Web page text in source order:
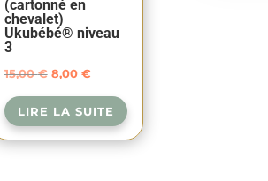
(cartonné en
chevalet)
Ukubébé® niveau
3
15,00€ Le
prix
initial
était :
8,00 €Le
prix
actuel
est :
LIRE LA SUITE